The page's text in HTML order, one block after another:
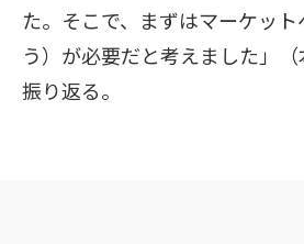
た。そこで、まずはマーケッ
う）が必要だと考えました」
振り返る。